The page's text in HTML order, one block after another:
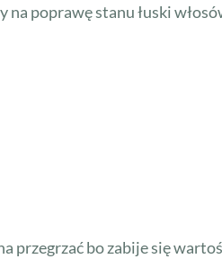
poprawę stanu łuski
przegrzać bo zabije się